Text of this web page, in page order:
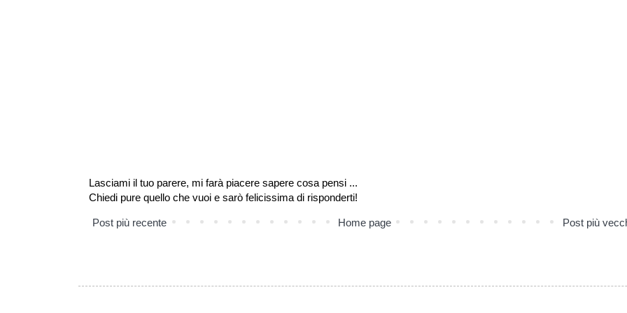
Lasciami il tuo parere, mi farà piacere sapere cosa pensi ...
Chiedi pure quello che vuoi e sarò felicissima di risponderti!
Post più recente Post più
Home page